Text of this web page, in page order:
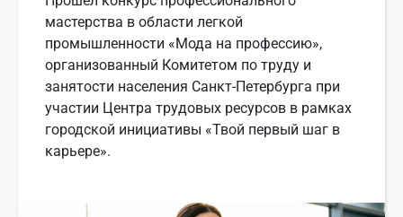
мастерства в области легкой
промышленности «Мода на профессию»,
организованный Комитетом по труду и
занятости населения Санкт-Петербурга при
участии Центра трудовых ресурсов в рамках
городской инициативы «Твой первый шаг в
карьере».